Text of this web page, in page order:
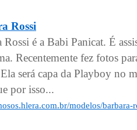
Rossi
Rossi é a Babi Panicat. É
Recentemente fez fotos
será capa da Playboy no
por isso...
modelos/barbara-